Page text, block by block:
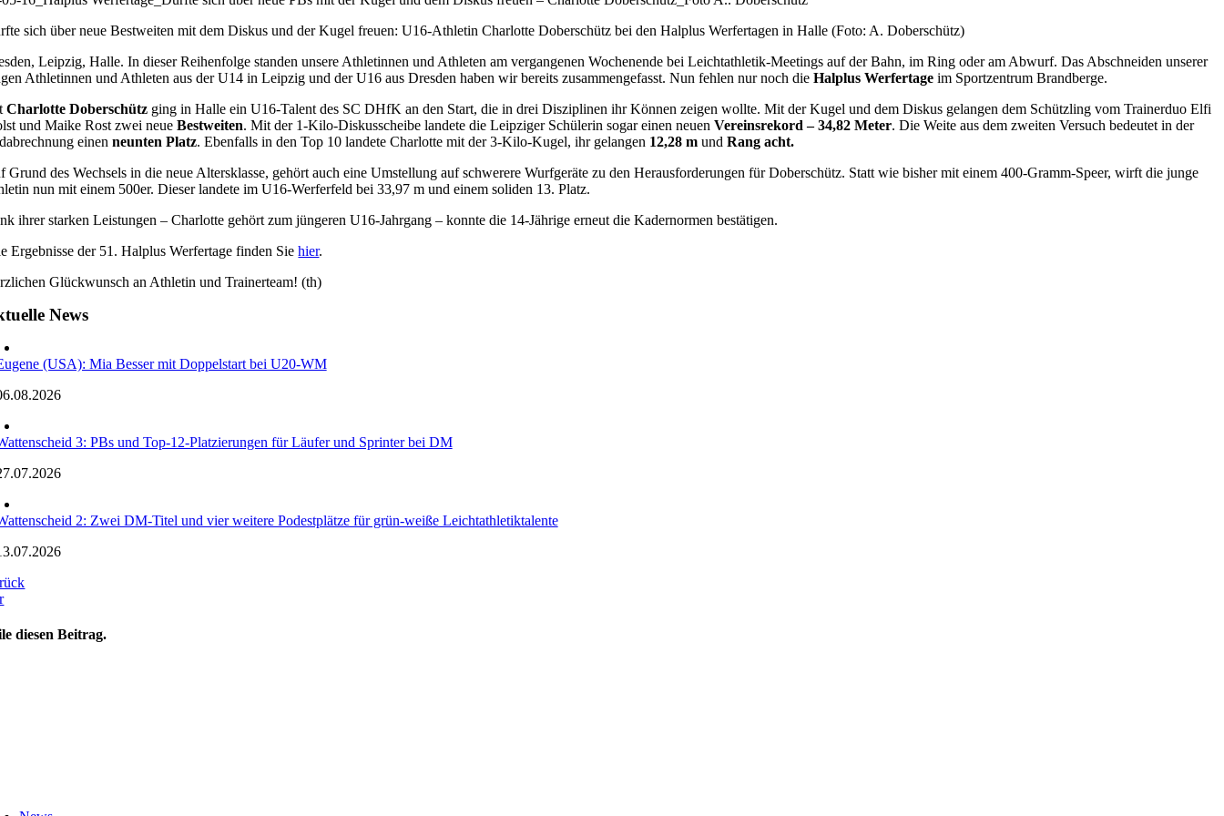
sich über neue Bestweiten mit dem Diskus und der Kugel freuen: U16-Athletin Charlotte Doberschütz bei den Halplus Werfertagen in Halle (Foto: A. Doberschütz)
Leipzig, Halle. In dieser Reihenfolge standen unsere Athletinnen und Athleten am vergangenen Wochenende bei Leichtathletik-Meetings auf der Bahn, im Ring oder am Abwurf. Das Abschneiden unserer
Athletinnen und Athleten aus der U14 in Leipzig und der U16 aus Dresden haben wir bereits zusammengefasst. Nun fehlen nur noch dieHalplus Werfertage im Sportzentrum Brandberge.
Charlotte Doberschütz ging in Halle ein U16-Talent des SC DHfK an den Start, die in drei Disziplinen ihr Können zeigen wollte. Mit der Kugel und dem Diskus gelangen dem Schützling vom Trainerduo Elfi
und Maike Rost zwei neueBestweiten. Mit der 1-Kilo-Diskusscheibe landete die Leipziger Schülerin sogar einen neuenVereinsrekord – 34,82 Meter. Die Weite aus dem zweiten Versuch bedeutet in der
einenneunten Platz. Ebenfalls in den Top 10 landete Charlotte mit der 3-Kilo-Kugel, ihr gelangen 12,28 m undRang acht.
Grund des Wechsels in die neue Altersklasse, gehört auch eine Umstellung auf schwerere Wurfgeräte zu den Herausforderungen für Doberschütz. Statt wie bisher mit einem 400-Gramm-Speer, wirft die junge
nun mit einem 500er. Dieser landete im U16-Werferfeld bei 33,97 m und einem soliden 13. Platz.
ihrer starken Leistungen – Charlotte gehört zum jüngeren U16-Jahrgang – konnte die 14-Jährige erneut die Kadernormen bestätigen.
Ergebnisse der 51. Halplus Werfertage finden Siehier.
Glückwunsch an Athletin und Trainerteam! (th)
News
(USA): Mia Besser mit Doppelstart bei U20-WM
3: PBs und Top-12-Platzierungen für Läufer und Sprinter bei DM
2: Zwei DM-Titel und vier weitere Podestplätze für grün-weiße Leichtathletiktalente
diesen Beitrag.